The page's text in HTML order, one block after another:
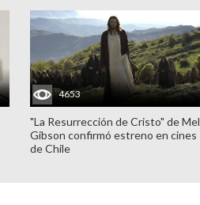
4653
"La Resurrección de Cristo" de Mel
Gibson confirmó estreno en cines
de Chile